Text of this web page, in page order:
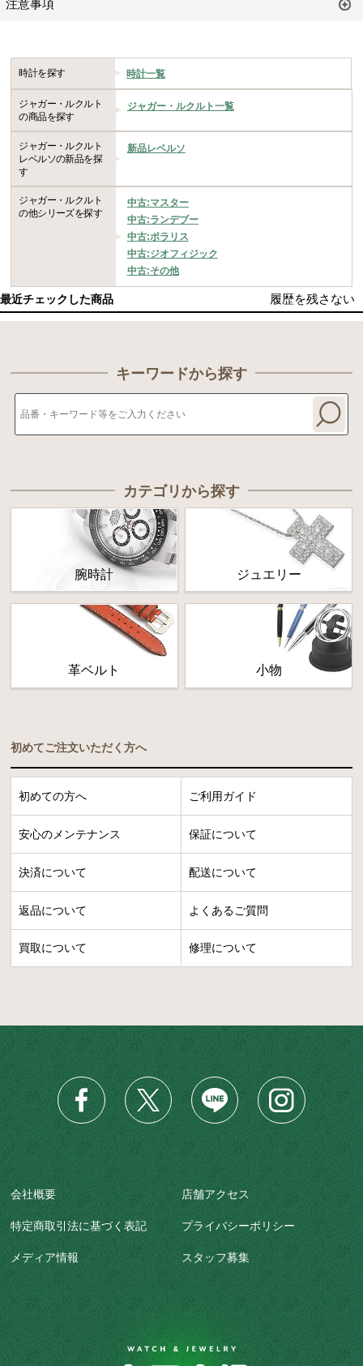
注意事項
時計を探す 時計一覧
ジャガー・ルクルト
の商品を探す
ジャガー・ルクルト一覧
ジャガー・ルクルト
レベルソの新品を探
す
新品レベルソ
ジャガー・ルクルト
の他シリーズを探す
中古:マスター
中古:ランデブー
中古:ポラリス
中古:ジオフィジック
中古:その他
最近チェックした商品 履歴を残さない
キーワードから探す
カテゴリから探す
腕時計 ジュエリー
革ベルト 小物
初めてご注文いただく方へ
初めての方へ ご利用ガイド
安心のメンテナンス 保証について
決済について 配送について
返品について よくあるご質問
買取について 修理について
会社概要 店舗アクセス
特定商取引法に基づく表記 プライバシーポリシー
メディア情報 スタッフ募集